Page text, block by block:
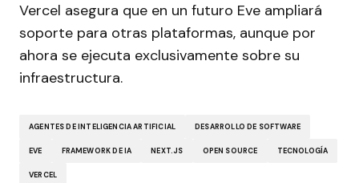
Vercel asegura que en un futuro Eve ampliará
soporte para otras plataformas, aunque por
ahora se ejecuta exclusivamente sobre su
infraestructura.
AGENTES DE INTELIGENCIA ARTIFICIAL DESARROLLO DE SOFTWARE
EVE FRAMEWORK DE IA NEXT.JS OPEN SOURCE TECNOLOGÍA
VERCEL